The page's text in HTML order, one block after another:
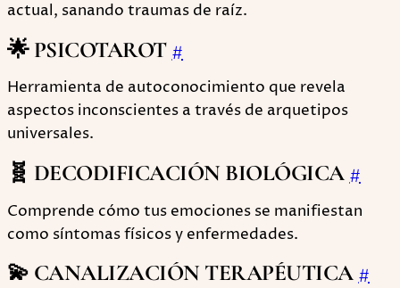
actual, sanando traumas de raíz.
🌟 PSICOTAROT #
Herramienta de autoconocimiento que revela
aspectos inconscientes a través de arquetipos
universales.
🧬 DECODIFICACIÓN BIOLÓGICA #
Comprende cómo tus emociones se manifiestan
como síntomas físicos y enfermedades.
💫 CANALIZACIÓN TERAPÉUTICA #